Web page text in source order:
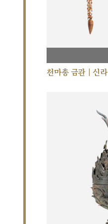
천마총 금관 | 신라